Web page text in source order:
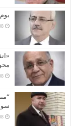
يوم 8 /8 والفرح لآخر مرة! فلاح المشعل